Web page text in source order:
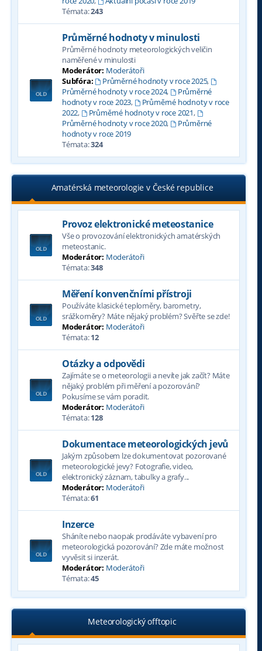
Témata:243
Průměrné hodnoty v minulosti
Průměrné hodnoty meteorologických veličin
naměřené v minulosti
Moderátor: Moderátoři
Subfóra:
Průměrné hodnoty v roce 2025,
Průměrné hodnoty v roce 2024,
Průměrné
hodnoty v roce 2023,
Průměrné hodnoty v roce
2022, Průměrné hodnoty v roce 2021,
Průměrné hodnoty v roce 2020,
Průměrné
hodnoty v roce 2019
Témata:324
Amatérská meteorologie v České republice
Provoz elektronické meteostanice
Vše o provozování elektronických amatérských
meteostanic.
Moderátor: Moderátoři
Témata:348
Měření konvenčními přístroji
Používáte klasické teploměry, barometry,
srážkoměry? Máte nějaký problém? Svěřte se zde!
Moderátor: Moderátoři
Témata:12
Otázky a odpovědi
Zajímáte se o meteorologii a nevíte jak začít? Máte
nějaký problém při měření a pozorování?
Pokusíme se vám poradit.
Moderátor: Moderátoři
Témata:128
Dokumentace meteorologických jevů
Jakým způsobem lze dokumentovat pozorované
meteorologické jevy? Fotografie, video,
elektronický záznam, tabulky a grafy...
Moderátor: Moderátoři
Témata:61
Inzerce
Sháníte nebo naopak prodáváte vybavení pro
meteorologická pozorování? Zde máte možnost
vyvěsit si inzerát.
Moderátor: Moderátoři
Témata:45
Meteorologický offtopic